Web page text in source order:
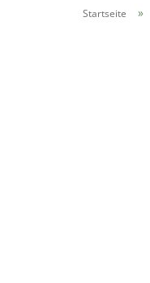
Startseite »